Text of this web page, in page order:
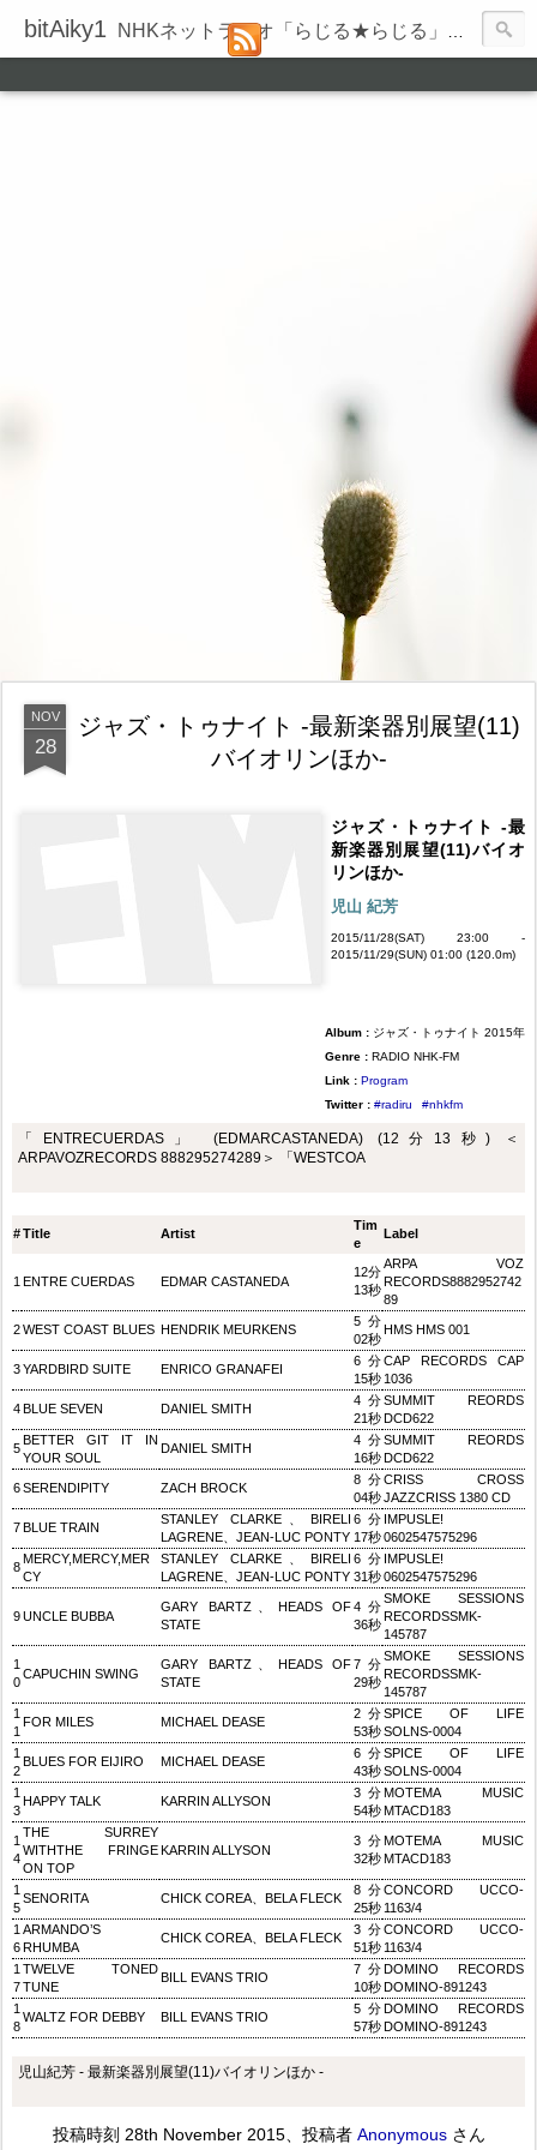
bitAiky1 NHKネットラジオ「らじる★らじる」の録音履歴
NOV
28
ジャズ・トゥナイト -最新楽器別展望(11)
バイオリンほか-
ジャズ・トゥナイト -最
新楽器別展望(11)バイオ
リンほか-
児山 紀芳
2015/11/28(SAT) 23:00 -
2015/11/29(SUN) 01:00 (120.0m)
Album : ジャズ・トゥナイト 2015年
Genre : RADIO NHK-FM
Link : Program
Twitter : #radiru #nhkfm
「ENTRECUERDAS」 (EDMARCASTANEDA) (12分13秒) ＜
ARPAVOZRECORDS 888295274289＞ 「WESTCOA
#Title Artist
Tim
e
Label
1 ENTRE CUERDAS EDMAR CASTANEDA
12分
13秒
ARPA VOZ
RECORDS8882952742
89
2WEST COAST BLUES HENDRIK MEURKENS
5分
02秒
HMS HMS 001
3YARDBIRD SUITE ENRICO GRANAFEI
6分
15秒
CAP RECORDS CAP
1036
4BLUE SEVEN DANIEL SMITH
4分
21秒
SUMMIT REORDS
DCD622
5
BETTER GIT IT IN
YOUR SOUL
DANIEL SMITH
4分
16秒
SUMMIT REORDS
DCD622
6SERENDIPITY ZACH BROCK
8分
04秒
CRISS CROSS
JAZZCRISS 1380 CD
7BLUE TRAIN
STANLEY CLARKE、BIRELI
LAGRENE、JEAN-LUC PONTY
6分
17秒
IMPUSLE!
0602547575296
8
MERCY,MERCY,MER
CY
STANLEY CLARKE、BIRELI
LAGRENE、JEAN-LUC PONTY
6分
31秒
IMPUSLE!
0602547575296
9UNCLE BUBBA
GARY BARTZ、HEADS OF
STATE
4分
36秒
SMOKE SESSIONS
RECORDSSMK-
145787
1
0
CAPUCHIN SWING
GARY BARTZ、HEADS OF
STATE
7分
29秒
SMOKE SESSIONS
RECORDSSMK-
145787
1
1
FOR MILES MICHAEL DEASE
2分
53秒
SPICE OF LIFE
SOLNS-0004
1
2
BLUES FOR EIJIRO MICHAEL DEASE
6分
43秒
SPICE OF LIFE
SOLNS-0004
1
3
HAPPY TALK KARRIN ALLYSON
3分
54秒
MOTEMA MUSIC
MTACD183
1
4
THE SURREY
WITHTHE FRINGE
ON TOP
KARRIN ALLYSON
3分
32秒
MOTEMA MUSIC
MTACD183
1
5
SENORITA CHICK COREA、BELA FLECK
8分
25秒
CONCORD UCCO-
1163/4
1
6
ARMANDO’S
RHUMBA
CHICK COREA、BELA FLECK
3分
51秒
CONCORD UCCO-
1163/4
1
7
TWELVE TONED
TUNE
BILL EVANS TRIO
7分
10秒
DOMINO RECORDS
DOMINO-891243
1
8
WALTZ FOR DEBBY BILL EVANS TRIO
5分
57秒
DOMINO RECORDS
DOMINO-891243
児山紀芳 - 最新楽器別展望(11)バイオリンほか -
投稿時刻 28th November 2015、投稿者 Anonymousさん